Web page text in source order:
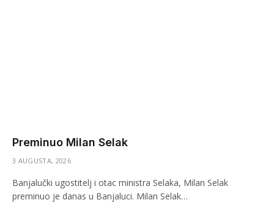
Preminuo Milan Selak
3 AUGUSTA, 2026
Banjalučki ugostitelj i otac ministra Selaka, Milan Selak
preminuo je danas u Banjaluci. Milan Selak…